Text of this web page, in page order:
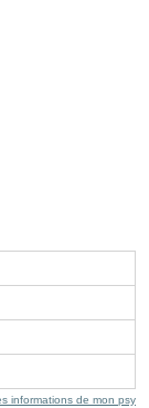
informations de mon psy